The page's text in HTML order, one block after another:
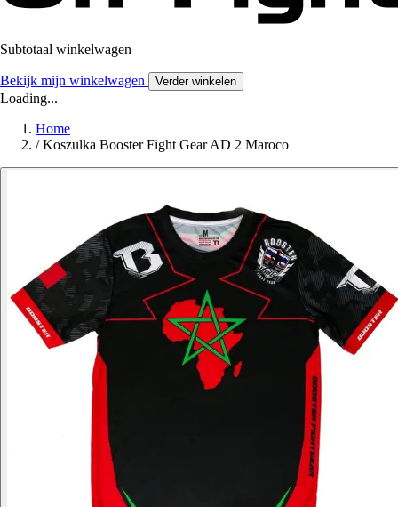
Subtotaal winkelwagen
Bekijk mijn winkelwagen Verder winkelen
Loading...
Home
/ Koszulka Booster Fight Gear AD 2 Maroco